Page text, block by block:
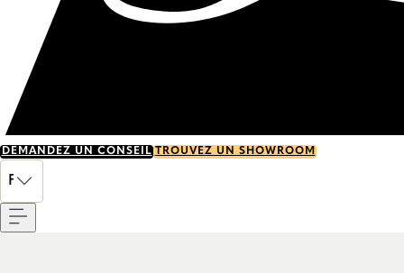
DEMANDEZ UN CONSEIL TROUVEZ UN SHOWROOM
FR